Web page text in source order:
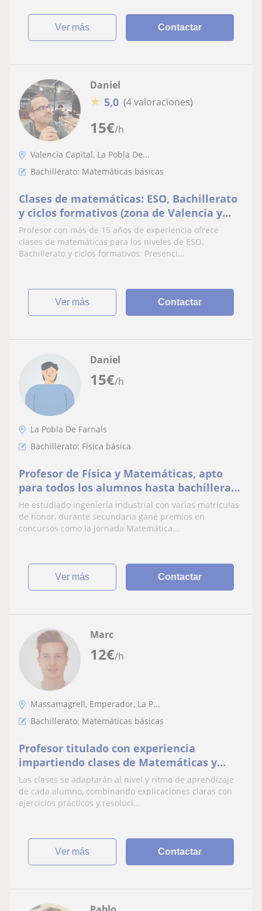
ver más Contactar
15€/h
Daniel
★ 5,0 (4 valoraciones)
Valencia Capital, La Pobla De...
Bachillerato: Matemáticas básicas
Clases de matemáticas: ESO, Bachillerato
y ciclos formativos (zona de Valencia y
online)
Profesor con más de 15 años de experiencia ofrece
clases de matemáticas para los niveles de ESO,
Bachillerato y ciclos formativos. Presenci...
ver más Contactar
15€/h
Daniel
La Pobla De Farnals
Bachillerato: Física básica
Profesor de Física y Matemáticas, apto
para todos los alumnos hasta bachillerato
de ciencias y carreras de ingeniería
He estudiado ingeniería industrial con varias matrículas
de honor, durante secundaria gané premios en
concursos como la Jornada Matemática...
ver más Contactar
12€/h
Marc
Massamagrell, Emperador, La P...
Bachillerato: Matemáticas básicas
Profesor titulado con experiencia
impartiendo clases de Matemáticas y
Tecnología para estudiantes de
Secundaria y Bachiller.
Las clases se adaptarán al nivel y ritmo de aprendizaje
de cada alumno, combinando explicaciones claras con
ejercicios prácticos y resoluci...
ver más Contactar